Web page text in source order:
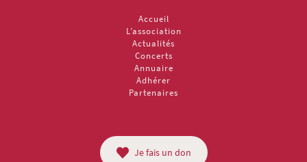
Accueil
L’association
Actualités
Concerts
Annuaire
Adhérer
Partenaires
Je fais un don